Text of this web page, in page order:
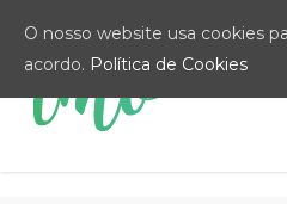
O nosso website usa cookies
acordo. Política de Cookies